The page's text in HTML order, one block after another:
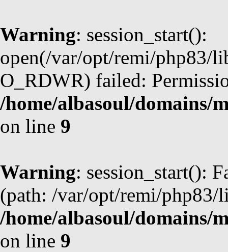
Warning: session_start():
open(/var/opt/remi/php83/
O_RDWR) failed:
/home/albasoul/domains/
on line 9
Warning: session_start():
(path: /var/opt/remi/php83/
/home/albasoul/domains/
on line 9